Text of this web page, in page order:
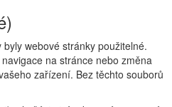
webové stránky použitelné.
na stránce nebo změna
zařízení. Bez těchto souborů